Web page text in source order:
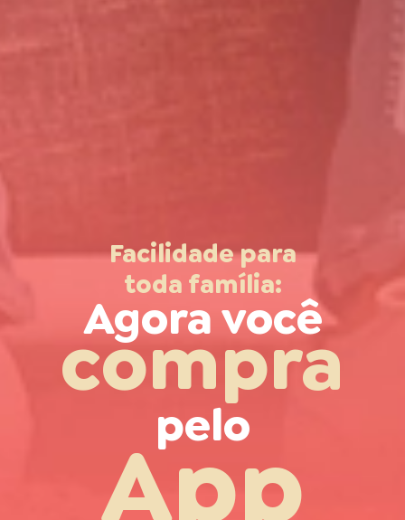
Facilidade para
toda família:
Agora você
compra
pelo
App